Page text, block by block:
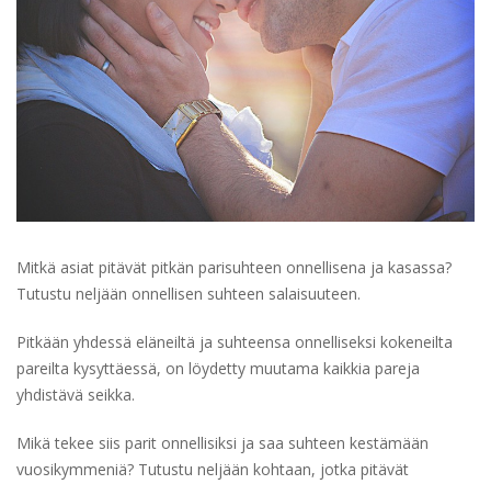
Mitkä asiat pitävät pitkän parisuhteen onnellisena ja kasassa?
Tutustu neljään onnellisen suhteen salaisuuteen.
Pitkään yhdessä eläneiltä ja suhteensa onnelliseksi kokeneilta
pareilta kysyttäessä, on löydetty muutama kaikkia pareja
yhdistävä seikka.
Mikä tekee siis parit onnellisiksi ja saa suhteen kestämään
vuosikymmeniä? Tutustu neljään kohtaan, jotka pitävät